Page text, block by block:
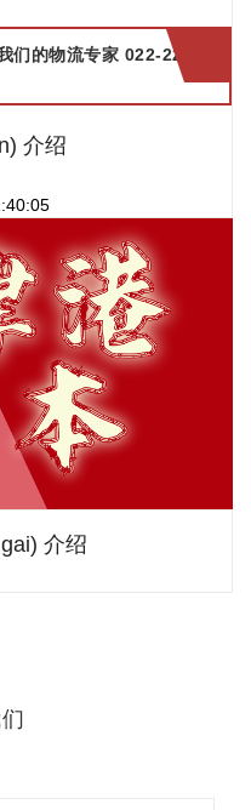
们的物流专家 022-2299
介绍
介绍